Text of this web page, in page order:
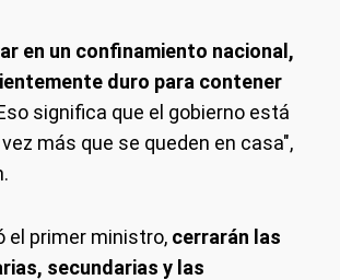
en un confinamiento nacional,
duro para contener
significa que el gobierno está
más que se queden en casa",
el primer ministro, cerrarán las
secundarias y las